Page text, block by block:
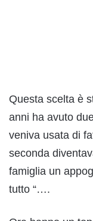
Questa scelta è
anni ha avuto
veniva usata di
seconda
famiglia un
tutto “….